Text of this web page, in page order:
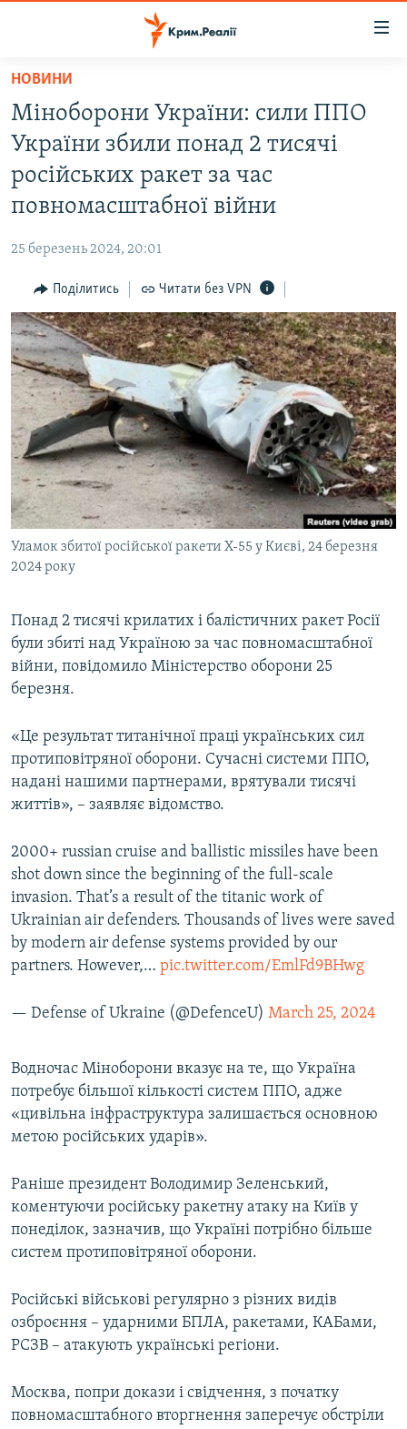
Перейти
основного
матеріалу
Перейти
до
основної
Перейти
пошуку
НОВИНИ
ВОДА.КРИМ
ВІДЕО ТА ФОТО
ПОГЛЯД
ІНТЕРВ'Ю
ВСЕ ЗА ДЕНЬ
СПЕЦПРОЕКТИ
ДЕПОРТАЦІЯ
ВІДЕОУРОКИ «ELIFBE»
СВІДЧЕННЯ ОКУПАЦІЇ
УКРАЇНСЬКА ПРОБЛЕМА КРИМУ
ІНФОГРАФІКА
ЯК ОБІЙТИ БЛОКУВАННЯ
Русский
Qırımtatar
ДОЛУЧАЙСЯ!
НОВИНИ
Міноборони України: сили ППО
України збили понад 2 тисячі
російських ракет за час
повномасштабної війни
25 березень 2024, 20:01
Поділитись Читати без VPN
Уламок збитої російської ракети Х-55 у Києві, 24 березня
2024 року
Понад 2 тисячі крилатих і балістичних ракет Росії
були збиті над Україною за час повномасштабної
війни, повідомило Міністерство оборони 25
березня.
«Це результат титанічної праці українських сил
протиповітряної оборони. Сучасні системи ППО,
надані нашими партнерами, врятували тисячі
життів», – заявляє відомство.
2000+ russian cruise and ballistic missiles have been
shot down since the beginning of the full-scale
invasion. That’s a result of the titanic work of
Ukrainian air defenders. Thousands of lives were saved
by modern air defense systems provided by our
partners. However,… pic.twitter.com/EmlFd9BHwg
— Defense of Ukraine (@DefenceU) March 25, 2024
Водночас Міноборони вказує на те, що Україна
потребує більшої кількості систем ППО, адже
«цивільна інфраструктура залишається основною
метою російських ударів».
Раніше президент Володимир Зеленський,
коментуючи російську ракетну атаку на Київ у
понеділок, зазначив, що Україні потрібно більше
систем протиповітряної оборони.
Російські військові регулярно з різних видів
озброєння – ударними БПЛА, ракетами, КАБами,
РСЗВ – атакують українські регіони.
Москва, попри докази і свідчення, з початку
повномасштабного вторгнення заперечує обстріли